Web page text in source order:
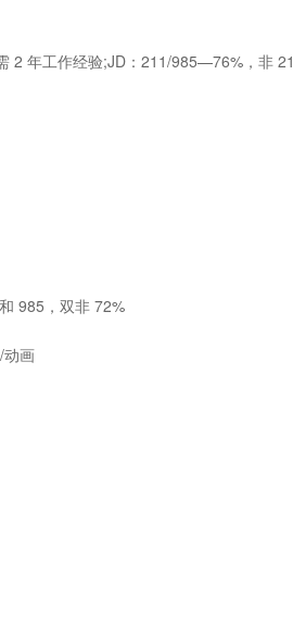
2 年工作经验;JD：211/985—76%，非
985，双非 72%
画